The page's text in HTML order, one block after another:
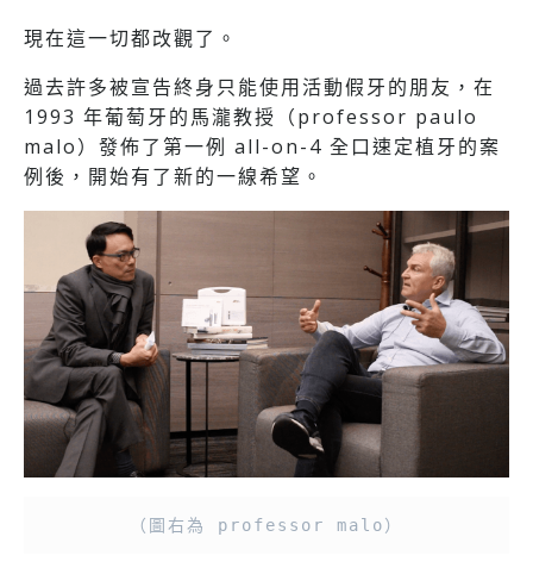
現在這一切都改觀了。
過去許多被宣告終身只能使用活動假牙的朋友，在
1993 年葡萄牙的馬瀧教授（professor paulo
malo）發佈了第一例 all-on-4 全口速定植牙的案
例後，開始有了新的一線希望。
（圖右為 professor malo）